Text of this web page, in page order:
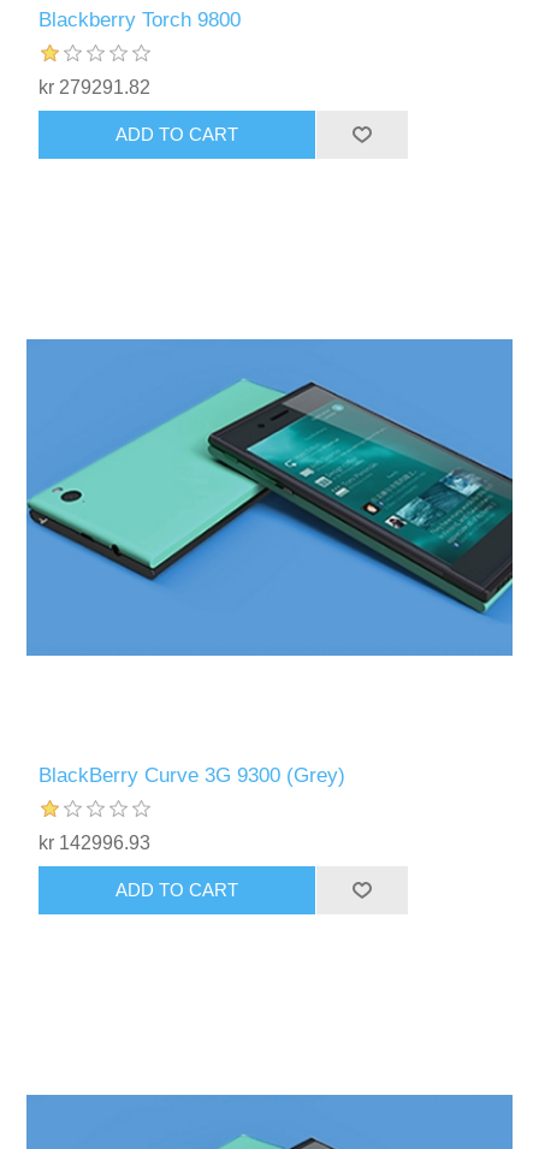
Blackberry Torch 9800
kr 279291.82
ADD TO CART
BlackBerry Curve 3G 9300 (Grey)
kr 142996.93
ADD TO CART